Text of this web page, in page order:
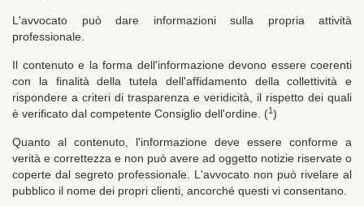
L'avvocato può dare informazioni sulla propria attività
professionale.
Il contenuto e la forma dell'informazione devono essere coerenti
con la finalità della tutela dell'affidamento della collettività e
rispondere a criteri di trasparenza e veridicità, il rispetto dei quali
è verificato dal competente Consiglio dell'ordine. (1)
Quanto al contenuto, l'informazione deve essere conforme a
verità e correttezza e non può avere ad oggetto notizie riservate o
coperte dal segreto professionale. L'avvocato non può rivelare al
pubblico il nome dei propri clienti, ancorché questi vi consentano.